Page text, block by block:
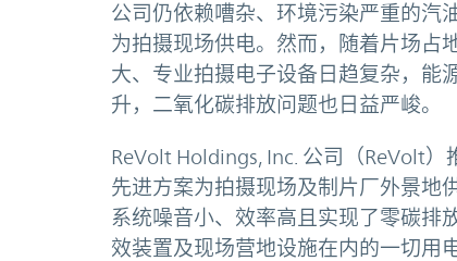
公司仍依赖嘈杂、环境污染严重的汽
为拍摄现场供电。然而，随着片场占
大、专业拍摄电子设备日趋复杂，能
升，二氧化碳排放问题也日益严峻。
ReVolt Holdings, Inc. 公司（ReVolt）
先进方案为拍摄现场及制片厂外景地
系统噪音小、效率高且实现了零碳排
效装置及现场营地设施在内的一切用